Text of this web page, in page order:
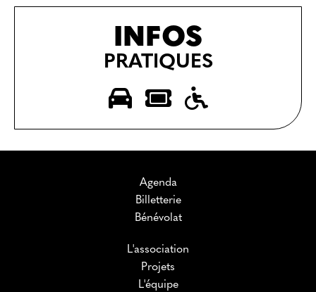
INFOS
PRATIQUES
Agenda
Billetterie
Bénévolat
L'association
Projets
L'équipe